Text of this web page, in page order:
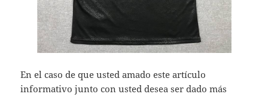
En el caso de que usted amado este artículo
informativo junto con usted desea ser dado más